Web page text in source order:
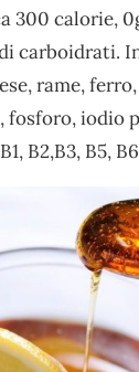
300 calorie,
carboidrati.
rame,
fosforo, iodio
B2,B3, B5,